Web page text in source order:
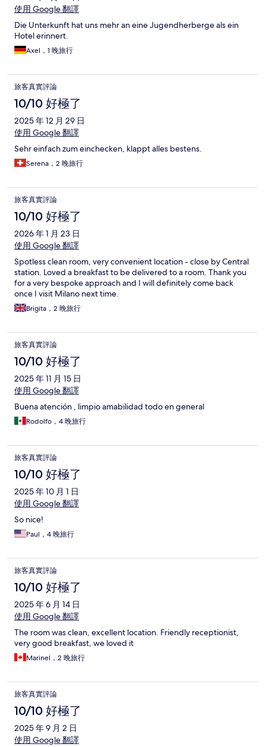
使用 Google 翻譯
Die Unterkunft hat uns mehr an eine Jugendherberge als ein
Hotel erinnert.
Axel，1 晚旅行
旅客真實評論
10/10 好極了
2025 年 12 月 29 日
使用 Google 翻譯
Sehr einfach zum einchecken, klappt alles bestens.
Serena，2 晚旅行
旅客真實評論
10/10 好極了
2026 年 1 月 23 日
使用 Google 翻譯
Spotless clean room, very convenient location - close by Central
station. Loved a breakfast to be delivered to a room. Thank you
for a very bespoke approach and I will definitely come back
once I visit Milano next time.
Brigita，2 晚旅行
旅客真實評論
10/10 好極了
2025 年 11 月 15 日
使用 Google 翻譯
Buena atención , limpio amabilidad todo en general
Rodolfo，4 晚旅行
旅客真實評論
10/10 好極了
2025 年 10 月 1 日
使用 Google 翻譯
So nice!
Paul，4 晚旅行
旅客真實評論
10/10 好極了
2025 年 6 月 14 日
使用 Google 翻譯
The room was clean, excellent location. Friendly receptionist,
very good breakfast, we loved it
Marinel，2 晚旅行
旅客真實評論
10/10 好極了
2025 年 9 月 2 日
使用 Google 翻譯